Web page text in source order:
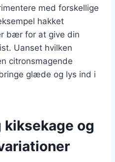
med forskellige
hakket
bær for at give din
Uanset hvilken
citronsmagende
glæde og lys ind i
og